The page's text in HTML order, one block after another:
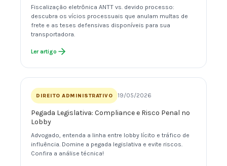
Fiscalização eletrônica ANTT vs. devido processo:
descubra os vícios processuais que anulam multas de
frete e as teses defensivas disponíveis para sua
transportadora.
Ler artigo
DIREITO ADMINISTRATIVO 19/05/2026
Pegada Legislativa: Compliance e Risco Penal no
Lobby
Advogado, entenda a linha entre lobby lícito e tráfico de
influência. Domine a pegada legislativa e evite riscos.
Confira a análise técnica!